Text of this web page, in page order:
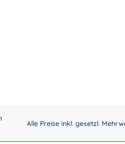
Alle Preise inkl. gesetzl.